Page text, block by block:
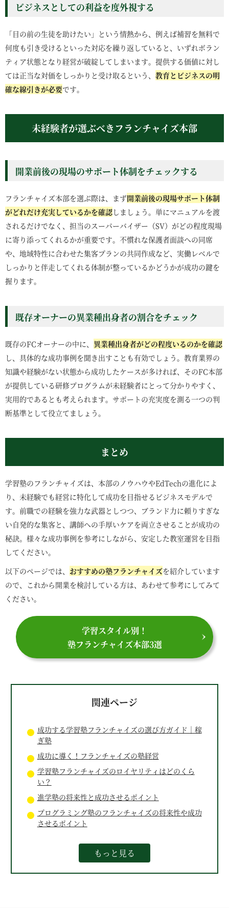
ビジネスとしての利益を度外視する
「目の前の生徒を助けたい」という情熱から、例えば補習を無料で
何度も引き受けるといった対応を繰り返していると、いずれボラン
ティア状態となり経営が破綻してしまいます。提供する価値に対し
ては正当な対価をしっかりと受け取るという、 教育とビジネスの明
確な線引きが必要です。
未経験者が選ぶべきフランチャイズ本部
開業前後の現場のサポート体制をチェックする
フランチャイズ本部を選ぶ際は、まず開業前後の現場サポート体制
がどれだけ充実しているかを確認しましょう。単にマニュアルを渡
されるだけでなく、担当のスーパーバイザー（SV）がどの程度現場
に寄り添ってくれるかが重要です。不慣れな保護者面談への同席
や、地域特性に合わせた集客プランの共同作成など、実働レベルで
しっかりと伴走してくれる体制が整っているかどうかが成功の鍵を
握ります。
既存オーナーの異業種出身者の割合をチェック
既存のFCオーナーの中に、 異業種出身者がどの程度いるのかを確認
し、具体的な成功事例を聞き出すことも有効でしょう。教育業界の
知識や経験がない状態から成功したケースが多ければ、そのFC本部
が提供している研修プログラムが未経験者にとって分かりやすく、
実用的であるとも考えられます。サポートの充実度を測る一つの判
断基準として役立てましょう。
まとめ
学習塾のフランチャイズは、本部のノウハウやEdTechの進化によ
り、未経験でも経営に特化して成功を目指せるビジネスモデルで
す。前職での経験を強力な武器としつつ、ブランド力に頼りすぎな
い自発的な集客と、講師への手厚いケアを両立させることが成功の
秘訣。様々な成功事例を参考にしながら、安定した教室運営を目指
してください。
以下のページでは、 おすすめの塾フランチャイズを紹介しています
ので、これから開業を検討している方は、あわせて参考にしてみて
ください。
学習スタイル別！
塾フランチャイズ本部3選
関連ページ
成功する学習塾フランチャイズの選び方ガイド｜稼
ぎ塾
成功に導く！フランチャイズの塾経営
学習塾フランチャイズのロイヤリティはどのくら
い？
進学塾の将来性と成功させるポイント
プログラミング塾のフランチャイズの将来性や成功
させるポイント
もっと見る